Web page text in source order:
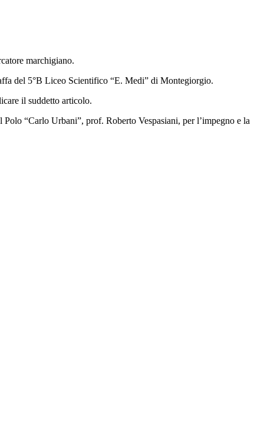
marchigiano.
del 5°B Liceo Scientifico “E. Medi” di Montegiorgio.
il suddetto articolo.
“Carlo Urbani”, prof. Roberto Vespasiani, per l’impegno e la